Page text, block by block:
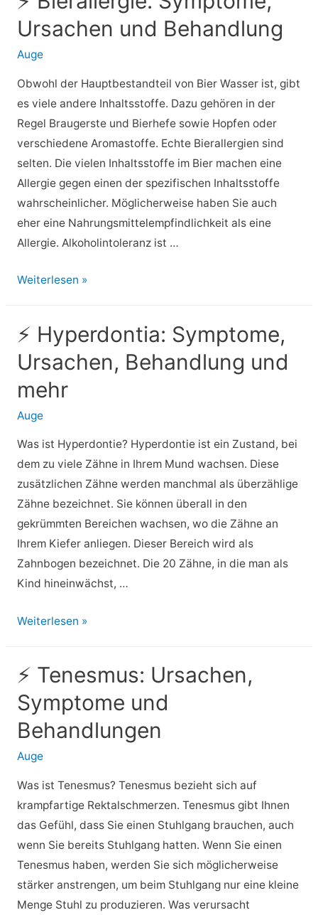
Ursachen
und
Ursachen und Behandlung
Auge
Obwohl der Hauptbestandteil von Bier Wasser ist, gibt
es viele andere Inhaltsstoffe. Dazu gehören in der
Regel Braugerste und Bierhefe sowie Hopfen oder
verschiedene Aromastoffe. Echte Bierallergien sind
selten. Die vielen Inhaltsstoffe im Bier machen eine
Allergie gegen einen der spezifischen Inhaltsstoffe
wahrscheinlicher. Möglicherweise haben Sie auch
eher eine Nahrungsmittelempfindlichkeit als eine
Allergie. Alkoholintoleranz ist …
⚡
Ursachen
und
Behandlung
Weiterlesen »
⚡ Hyperdontia: Symptome,
Ursachen, Behandlung und
mehr
Auge
Was ist Hyperdontie? Hyperdontie ist ein Zustand, bei
dem zu viele Zähne in Ihrem Mund wachsen. Diese
zusätzlichen Zähne werden manchmal als überzählige
Zähne bezeichnet. Sie können überall in den
gekrümmten Bereichen wachsen, wo die Zähne an
Ihrem Kiefer anliegen. Dieser Bereich wird als
Zahnbogen bezeichnet. Die 20 Zähne, in die man als
Kind hineinwächst, …
⚡
Ursachen,
Behandlung
und
mehr
Weiterlesen »
⚡ Tenesmus: Ursachen,
Symptome und
Behandlungen
Auge
Was ist Tenesmus? Tenesmus bezieht sich auf
krampfartige Rektalschmerzen. Tenesmus gibt Ihnen
das Gefühl, dass Sie einen Stuhlgang brauchen, auch
wenn Sie bereits Stuhlgang hatten. Wenn Sie einen
Tenesmus haben, werden Sie sich möglicherweise
stärker anstrengen, um beim Stuhlgang nur eine kleine
Menge Stuhl zu produzieren. Was verursacht